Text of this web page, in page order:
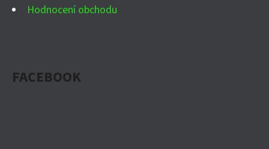
Hodnocení obchodu
FACEBOOK